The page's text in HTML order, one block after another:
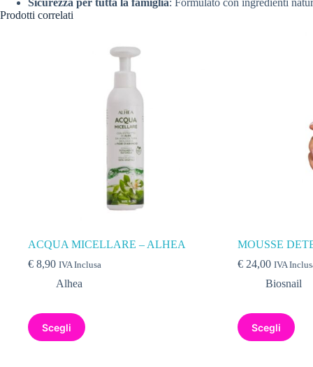
Sicurezza per tutta la famiglia: Formulato con ingredienti
Prodotti correlati
ACQUA MICELLARE – ALHEA
€ 8,90 IVA Inclusa
Alhea
Scegli
MOUSSE
€24,00 IVA
Biosnail
Scegli